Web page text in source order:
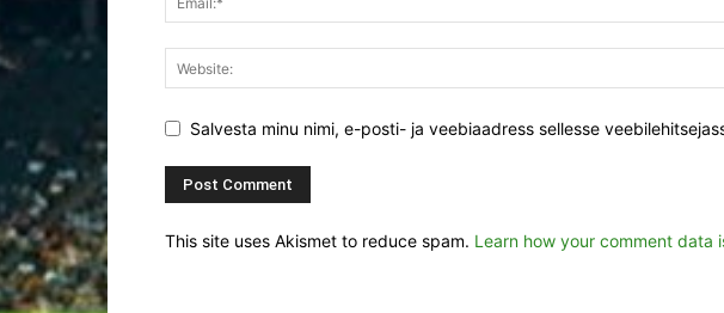
Salvesta minu nimi, e-posti- ja veebiaadress sellesse
This site uses Akismet to reduce spam. Learn how your comment data